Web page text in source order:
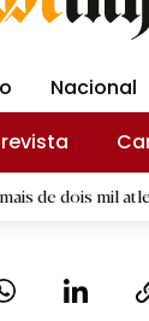
Nacional
| D.